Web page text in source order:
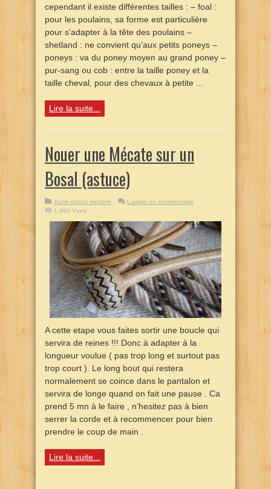
cependant il existe différentes tailles : – foal :
pour les poulains, sa forme est particulière
pour s’adapter à la tête des poulains –
shetland : ne convient qu’aux petits poneys –
poneys : va du poney moyen au grand poney –
pur-sang ou cob : entre la taille poney et la
taille cheval, pour des chevaux à petite ...
Lire la suite...
Nouer une Mécate sur un
Bosal (astuce)
Autre matos western
Laisser un commentaire
1,890 Vues
A cette etape vous faites sortir une boucle qui
servira de reines !!! Donc à adapter à la
longueur voulue ( pas trop long et surtout pas
trop court ). Le long bout qui restera
normalement se coince dans le pantalon et
servira de longe quand on fait une pause . Ca
prend 5 mn à le faire , n’hesitez pas à bien
serrer la corde et à recommencer pour bien
prendre le coup de main .
Lire la suite...